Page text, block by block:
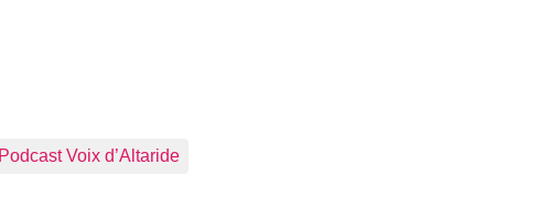
Podcast Voix d’Altaride